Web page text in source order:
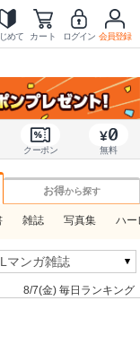
めて カート ログイン 会員登録
クーポン 無料
お得から探す
雑誌 写真集 ハー
8/7(金) 毎日ランキング